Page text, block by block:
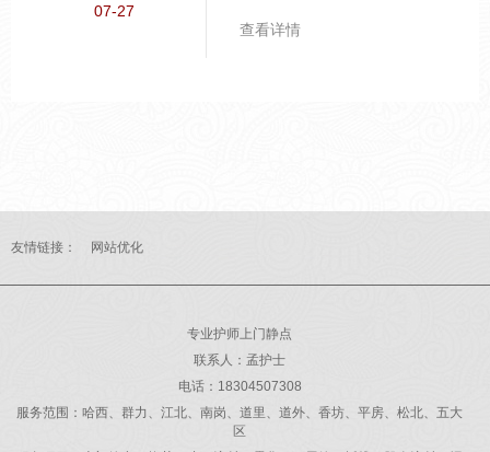
07-27
担。出汗较多时可适量补充
查看详情
友情链接： 网站优化
专业护师上门静点
联系人：孟护士
电话：18304507308
服务范围：哈西、群力、江北、南岗、道里、道外、香坊、平房、松北、五大
区